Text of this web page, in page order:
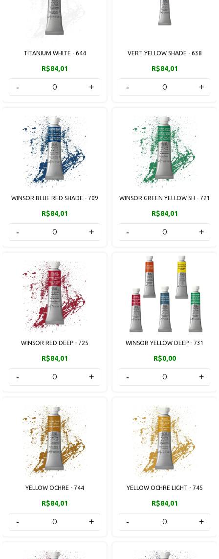
TITANIUM WHITE - 644
R$84,01
- +
VERT YELLOW SHADE - 638
R$84,01
- +
WINSOR BLUE RED SHADE - 709
R$84,01
- +
WINSOR GREEN YELLOW SH - 721
R$84,01
- +
WINSOR RED DEEP - 725
R$84,01
- +
WINSOR YELLOW DEEP - 731
R$0,00
- +
YELLOW OCHRE - 744
R$84,01
- +
YELLOW OCHRE LIGHT - 745
R$84,01
- +